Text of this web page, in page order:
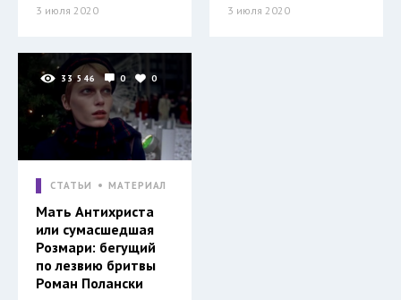
3 июля 2020 3 июля 2020
33 546 0 0
СТАТЬИ МАТЕРИАЛ
Мать Антихриста
или сумасшедшая
Розмари: бегущий
по лезвию бритвы
Роман Полански